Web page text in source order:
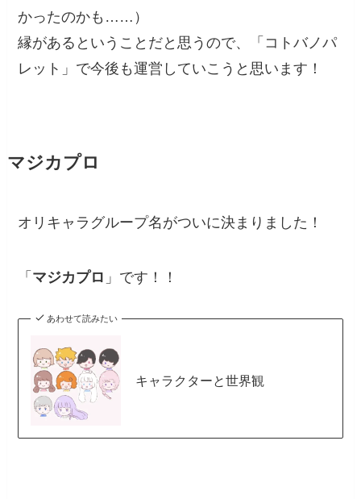
かったのかも……）
縁があるということだと思うので、「コトバノパ
レット」で今後も運営していこうと思います！
マジカプロ
オリキャラグループ名がついに決まりました！
「 マジカプロ 」です！！
あわせて読みたい
キャラクターと世界観